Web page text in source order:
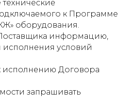
к Программе
оборудования.
Поставщика информацию,
условий
исполнению Договора
запрашивать